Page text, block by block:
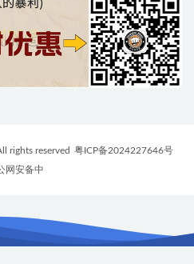
rights reserved 粤ICP备2024227646号
网安备中